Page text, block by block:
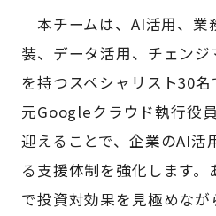
本チームは、AI活用、業
装、データ活用、チェン
を持つスペシャリスト30名
元Googleクラウド執行役
迎えることで、企業のAI活
る支援体制を強化します
で投資対効果を見極めな